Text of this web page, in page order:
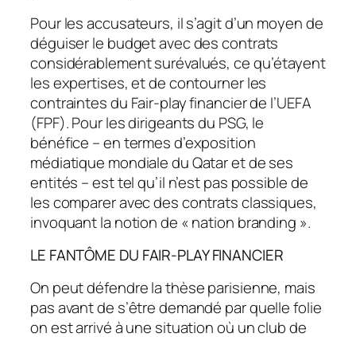
Pour les accusateurs, il s’agit d’un moyen de
déguiser le budget avec des contrats
considérablement surévalués, ce qu’étayent
les expertises, et de contourner les
contraintes du Fair-play financier de l’UEFA
(FPF). Pour les dirigeants du PSG, le
bénéfice – en termes d’exposition
médiatique mondiale du Qatar et de ses
entités – est tel qu’il n’est pas possible de
les comparer avec des contrats classiques,
invoquant la notion de « nation branding ».
LE FANTÔME DU FAIR-PLAY FINANCIER
On peut défendre la thèse parisienne, mais
pas avant de s’être demandé par quelle folie
on est arrivé à une situation où un club de